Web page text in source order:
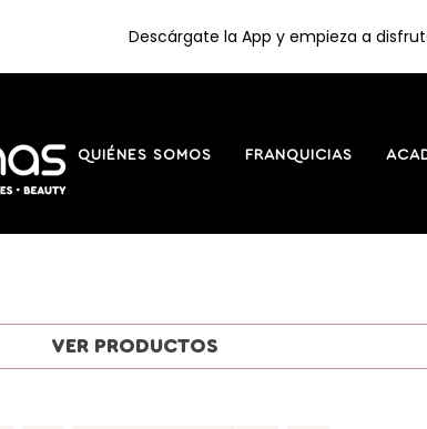
QUIÉNES SOMOS FRANQUICIAS
VER PRODUCTOS
Descárgate la App y empieza a